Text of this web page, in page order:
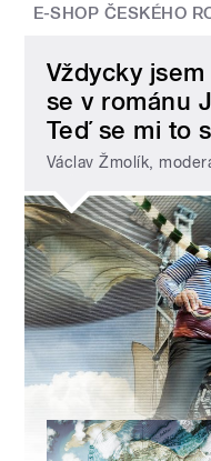
E-SHOP ČESKÉHO
Vždycky
se v románu
Teď se mi to
Václav Žmolík,